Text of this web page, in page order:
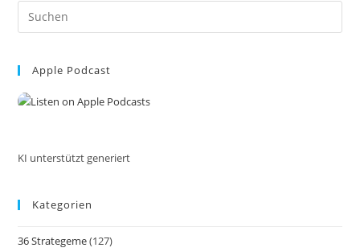
Und
Apple Podcast
KI unterstützt generiert
Kategorien
36 Strategeme(127)